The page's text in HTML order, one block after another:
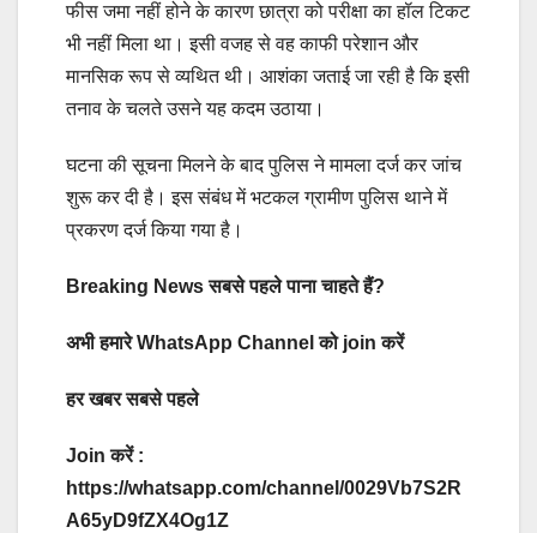
फीस जमा नहीं होने के कारण छात्रा को परीक्षा का हॉल टिकट
भी नहीं मिला था। इसी वजह से वह काफी परेशान और
मानसिक रूप से व्यथित थी। आशंका जताई जा रही है कि इसी
तनाव के चलते उसने यह कदम उठाया।
घटना की सूचना मिलने के बाद पुलिस ने मामला दर्ज कर जांच
शुरू कर दी है। इस संबंध में भटकल ग्रामीण पुलिस थाने में
प्रकरण दर्ज किया गया है।
Breaking News सबसे पहले पाना चाहते हैं?
अभी हमारे WhatsApp Channel को join करें
हर खबर सबसे पहले
Join करें :
https://whatsapp.com/channel/0029Vb7S2R
A65yD9fZX4Og1Z